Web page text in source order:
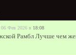
06 Фев 2026 в 18:08
Рамбл Лучше чем